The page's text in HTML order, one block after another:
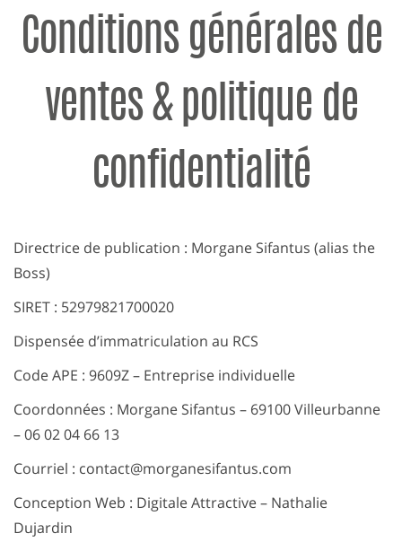
Conditions générales de
ventes & politique de
confidentialité
Directrice de publication : Morgane Sifantus (alias the
Boss)
SIRET : 52979821700020
Dispensée d’immatriculation au RCS
Code APE : 9609Z – Entreprise individuelle
Coordonnées : Morgane Sifantus – 69100 Villeurbanne
– 06 02 04 66 13
Courriel : contact@morganesifantus.com
Conception Web : Digitale Attractive – Nathalie
Dujardin